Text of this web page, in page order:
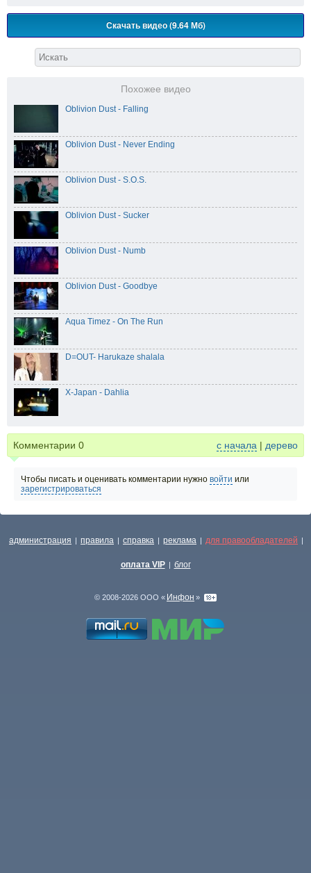
Скачать видео (9.64 Мб)
Похожее видео
Oblivion Dust - Falling
Oblivion Dust - Never Ending
Oblivion Dust - S.O.S.
Oblivion Dust - Sucker
Oblivion Dust - Numb
Oblivion Dust - Goodbye
Aqua Timez - On The Run
D=OUT- Harukaze shalala
X-Japan - Dahlia
Комментарии 0 с начала | дерево
Чтобы писать и оценивать комментарии нужно войти или
зарегистрироваться
администрация | правила | справка | реклама | для правообладателей |
оплата VIP | блог
© 2008-2026 ООО « Инфон »